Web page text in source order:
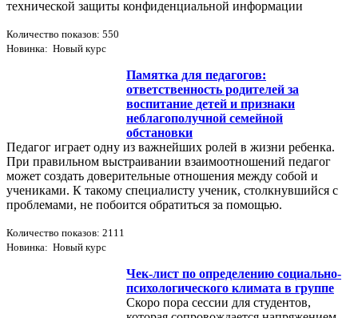
технической защиты конфиденциальной информации
Количество показов: 550
Новинка: Новый курс
Памятка для педагогов:
ответственность родителей за
воспитание детей и признаки
неблагополучной семейной
обстановки
Педагог играет одну из важнейших ролей в жизни ребенка.
При правильном выстраивании взаимоотношений педагог
может создать доверительные отношения между собой и
учениками. К такому специалисту ученик, столкнувшийся с
проблемами, не побоится обратиться за помощью.
Количество показов: 2111
Новинка: Новый курс
Чек-лист по определению социально-
психологического климата в группе
Скоро пора сессии для студентов,